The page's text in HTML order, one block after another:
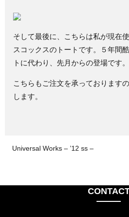
そして最後に、こちらは私が現在
スコックスのトートです。５年間
トに代わり、先月からの登場です。
こちらもご注文を承っております
します。
Universal Works – ’12 ss –